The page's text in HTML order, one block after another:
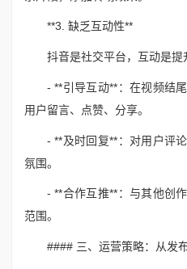
**3. 缺乏互动性**
抖音是社交平台，互动是提
- **引导互动**：在视频结
用户留言、点赞、分享。
- **及时回复**：对用户评
氛围。
- **合作互推**：与其他创
范围。
#### 三、运营策略：从发